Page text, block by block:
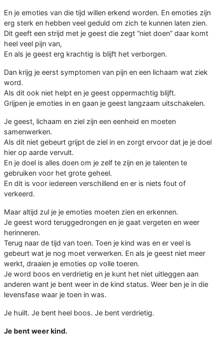
En je emoties van die tijd willen erkend worden. En emoties zijn
erg sterk en hebben veel geduld om zich te kunnen laten zien.
Dit geeft een strijd met je geest die zegt “niet doen” daar komt
heel veel pijn van,
En als je geest erg krachtig is blijft het verborgen.
Dan krijg je eerst symptomen van pijn en een lichaam wat ziek
word.
Als dit ook niet helpt en je geest oppermachtig blijft.
Grijpen je emoties in en gaan je geest langzaam uitschakelen.
Je geest, lichaam en ziel zijn een eenheid en moeten
samenwerken.
Als dit niet gebeurt grijpt de ziel in en zorgt ervoor dat je je doel
hier op aarde vervult.
En je doel is alles doen om je zelf te zijn en je talenten te
gebruiken voor het grote geheel.
En dit is voor iedereen verschillend en er is niets fout of
verkeerd.
Maar altijd zul je je emoties moeten zien en erkennen.
Je geest word teruggedrongen en je gaat vergeten en weer
herinneren.
Terug naar de tijd van toen. Toen je kind was en er veel is
gebeurt wat je nog moet verwerken. En als je geest niet meer
werkt, draaien je emoties op volle toeren.
Je word boos en verdrietig en je kunt het niet uitleggen aan
anderen want je bent weer in de kind status. Weer ben je in die
levensfase waar je toen in was.
Je huilt. Je bent heel boos. Je bent verdrietig.
Je bent weer kind.